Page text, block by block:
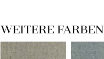
WEITERE FARBEN